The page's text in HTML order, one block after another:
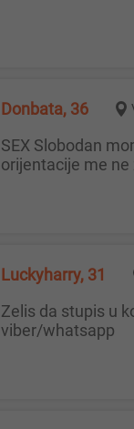
Donbata, 36
SEX Slobodan momak 36 godina 180visok traži devojku i ženu za seks . Relacija Vršac ,Bela Crkva i Pančevo. Ostale
orijentacije me
Luckyharry, 31
Zelis da stupis u kontakt i upoznas bogate starije bake i zrelije dame po vise gradova u Srbiji i Evropi , javi se porukom na
viber/whatsapp